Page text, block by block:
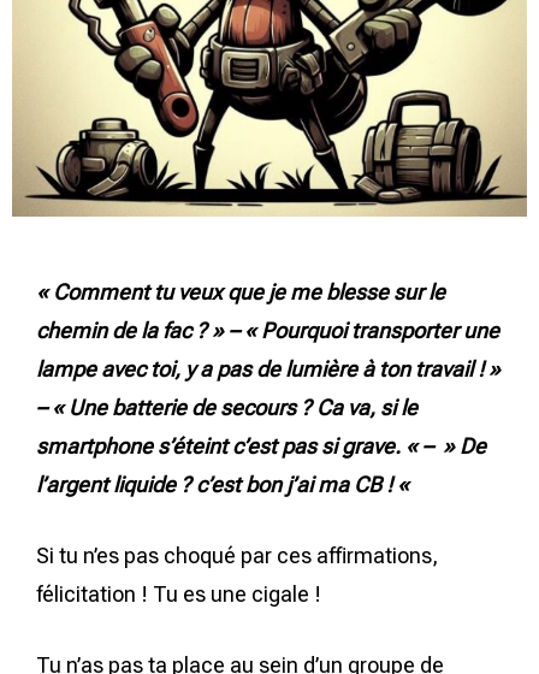
« Comment tu veux que je me blesse sur le
chemin de la fac ? » – « Pourquoi transporter une
lampe avec toi, y a pas de lumière à ton travail ! »
– « Une batterie de secours ? Ca va, si le
smartphone s’éteint c’est pas si grave. « – » De
l’argent liquide ? c’est bon j’ai ma CB ! «
Si tu n’es pas choqué par ces affirmations,
félicitation ! Tu es une cigale !
Tu n’as pas ta place au sein d’un groupe de